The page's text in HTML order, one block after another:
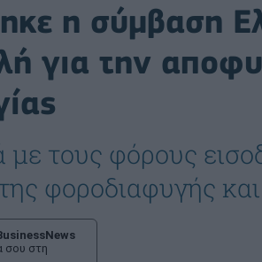
η σύμβαση
για την
με τους φόρους
φοροδιαφυγής
σου στη